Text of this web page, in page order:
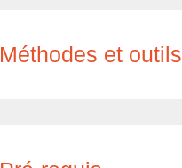
Méthodes et outils